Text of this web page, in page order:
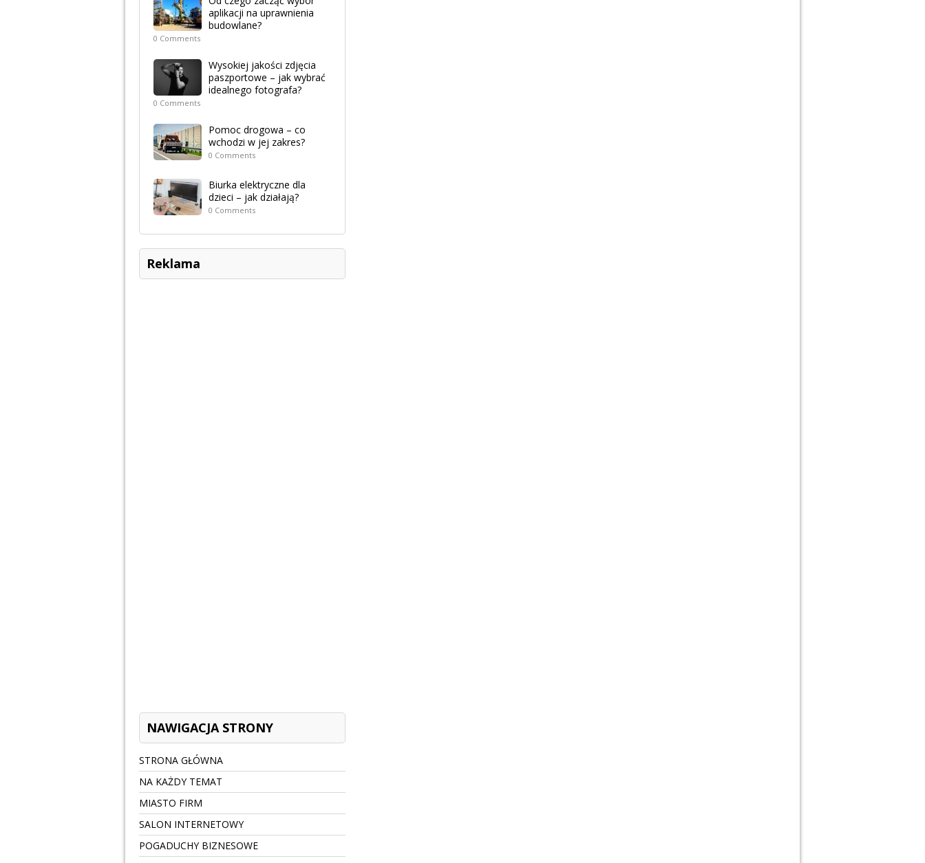
aplikacji na uprawnienia
budowlane?
0 Comments
Wysokiej jakości zdjęcia
paszportowe – jak wybrać
idealnego fotografa?
0 Comments
Pomoc drogowa – co
wchodzi w jej zakres?
0 Comments
Biurka elektryczne dla
dzieci – jak działają?
0 Comments
Reklama
NAWIGACJA STRONY
STRONA GŁÓWNA
NA KAŻDY TEMAT
MIASTO FIRM
SALON INTERNETOWY
POGADUCHY BIZNESOWE